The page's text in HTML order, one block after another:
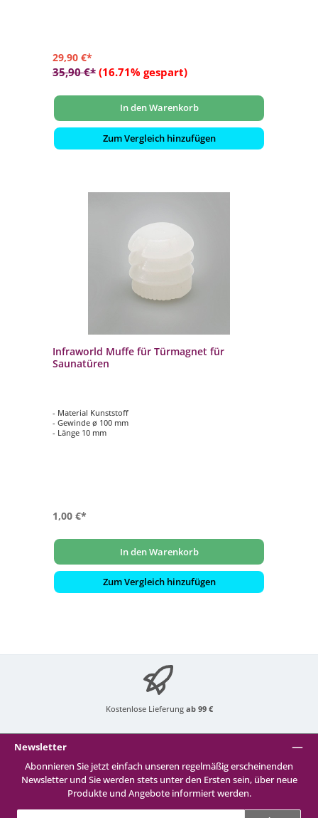
29,90 €*
35,90 €* (16.71% gespart)
In den Warenkorb
Zum Vergleich hinzufügen
Infraworld Muffe für Türmagnet für
Saunatüren
- Material Kunststoff
- Gewinde ø 100 mm
- Länge 10 mm
1,00 €*
In den Warenkorb
Zum Vergleich hinzufügen
Kostenlose Lieferung ab 99 €
Newsletter
Abonnieren Sie jetzt einfach unseren regelmäßig erscheinenden
Newsletter und Sie werden stets unter den Ersten sein, über neue
Produkte und Angebote informiert werden.